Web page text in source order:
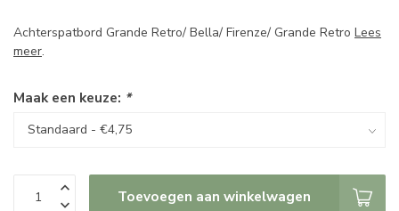
Achterspatbord Grande Retro/ Bella/ Firenze/ Grande Retro Lees
meer.
Maak een keuze: *
Toevoegen aan winkelwagen